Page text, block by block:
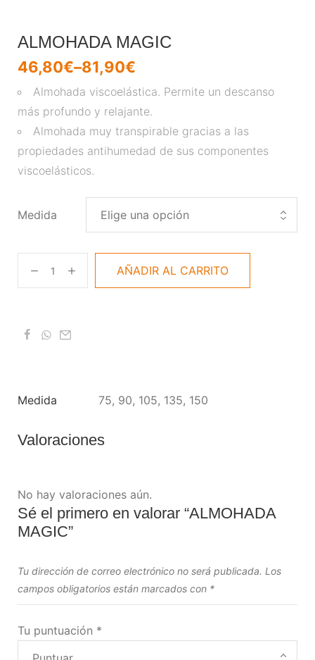
ALMOHADA MAGIC
46,80€–81,90€
Almohada viscoelástica. Permite un descanso
más profundo y relajante.
Almohada muy transpirable gracias a las
propiedades antihumedad de sus componentes
viscoelásticos.
Medida
AÑADIR AL CARRITO
Medida 75, 90, 105, 135, 150
Valoraciones
No hay valoraciones aún.
Sé el primero en valorar “ALMOHADA
MAGIC”
Tu dirección de correo electrónico no será publicada. Los
campos obligatorios están marcados con *
Tu puntuación *